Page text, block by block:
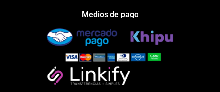
Medios de pago